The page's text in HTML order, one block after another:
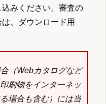
みください。審査の
、ダウンロード用
（Webカタログなど
刷物をインターネッ
場合も含む）には当